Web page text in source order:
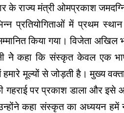
के राज्य मंत्री ओमप्रकाश
प्रतियोगिताओं में प्रथम
किया गया। विजेता अखिल
नेे कहा कि संस्कृत केवल एक
मूल्यों से जोड़ती है। मुख्य
गहराई पर प्रकाश डाला और
कहा संस्कृत का अध्ययन